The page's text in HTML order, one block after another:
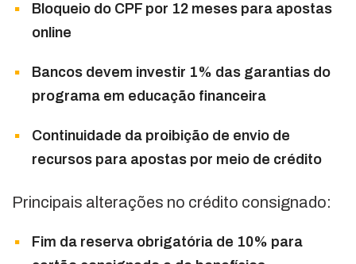
Bloqueio do CPF por 12 meses para apostas
online
Bancos devem investir 1% das garantias do
programa em educação financeira
Continuidade da proibição de envio de
recursos para apostas por meio de crédito
Principais alterações no crédito consignado:
Fim da reserva obrigatória de 10% para